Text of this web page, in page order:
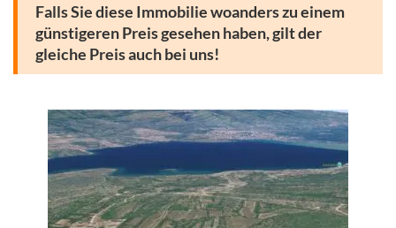
Falls Sie diese Immobilie woanders zu einem
günstigeren Preis gesehen haben, gilt der
gleiche Preis auch bei uns!